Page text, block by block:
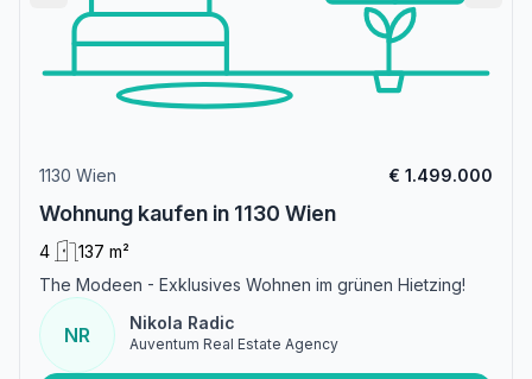
1130 Wien € 1.499.000
Wohnung kaufen in 1130 Wien
4
137 m²
The Modeen - Exklusives Wohnen im grünen Hietzing!
NR
Nikola Radic
Auventum Real Estate Agency